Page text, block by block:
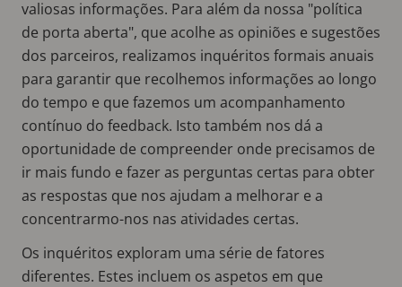
valiosas informações. Para além da nossa "política
de porta aberta", que acolhe as opiniões e sugestões
dos parceiros, realizamos inquéritos formais anuais
para garantir que recolhemos informações ao longo
do tempo e que fazemos um acompanhamento
contínuo do feedback. Isto também nos dá a
oportunidade de compreender onde precisamos de
ir mais fundo e fazer as perguntas certas para obter
as respostas que nos ajudam a melhorar e a
concentrarmo-nos nas atividades certas.
Os inquéritos exploram uma série de fatores
diferentes. Estes incluem os aspetos em que